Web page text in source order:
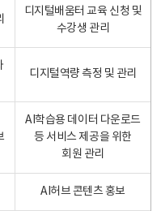
디지털배움터 교육 신청 및
수강생 관리
디지털역량 측정 및 관리
AI학습용 데이터 다운로드
등 서비스 제공을 위한
회원 관리
AI허브 콘텐츠 홍보